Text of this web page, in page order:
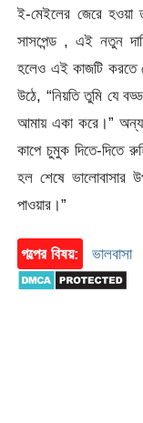
ই-মেইলের জেরে হওয়া
সাসপেন্ড , এই নতুন
হলেও এই কাজটি করতে
উঠে, “নিয়তি তুমি যে
আমায় একা করে।”
কাপে চুমুক দিতে-দিতে
হল শেষে ভালোবাসার
পাওয়ার।”
গল্পের বিষয়: ভালবাসা